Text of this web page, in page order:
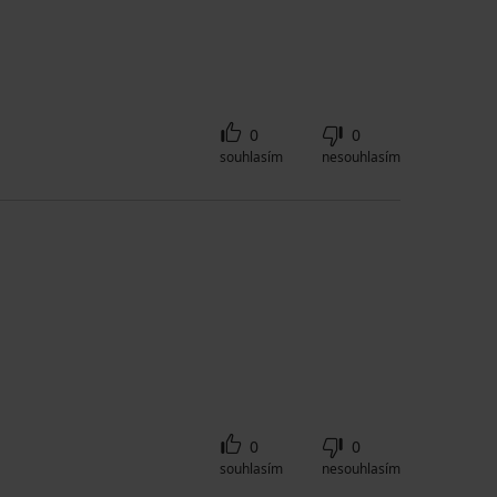
0
souhlasím
0
nesouhlasím
0
souhlasím
0
nesouhlasím